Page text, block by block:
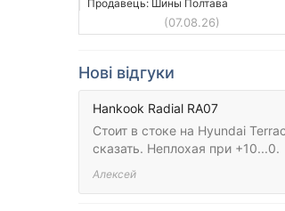
Продавець: Шины Полтава
(07.08.26)
Нові відгуки
Hankook Radial RA07
Стоит в стоке на Hyundai
сказать. Неплохая при +10...0.
Алексей